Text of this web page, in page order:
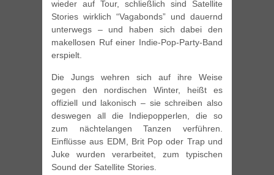
wieder auf Tour, schließlich sind Satellite
Stories wirklich “Vagabonds” und dauernd
unterwegs – und haben sich dabei den
makellosen Ruf einer Indie-Pop-Party-Band
erspielt.
Die Jungs wehren sich auf ihre Weise
gegen den nordischen Winter, heißt es
offiziell und lakonisch – sie schreiben also
deswegen all die Indiepopperlen, die so
zum nächtelangen Tanzen verführen.
Einflüsse aus EDM, Brit Pop oder Trap und
Juke wurden verarbeitet, zum typischen
Sound der Satellite Stories.